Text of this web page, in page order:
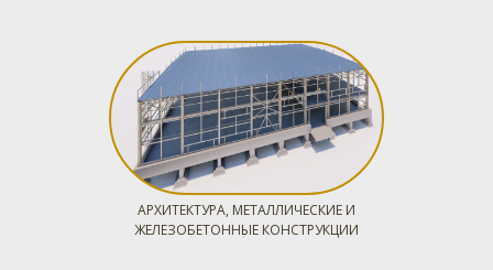
АРХИТЕКТУРА, МЕТАЛЛИЧЕСКИЕ И
ЖЕЛЕЗОБЕТОННЫЕ КОНСТРУКЦИИ